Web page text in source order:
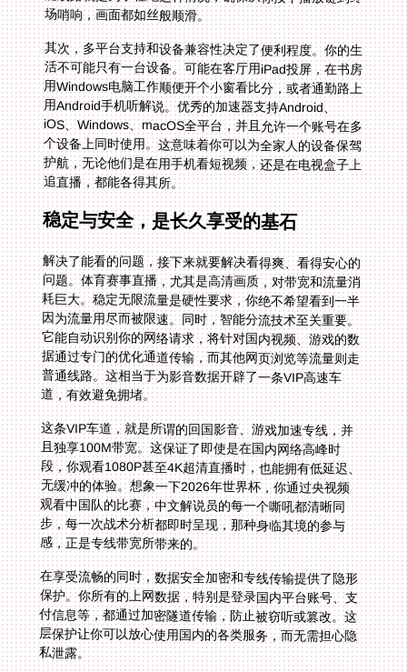
场哨响，画面都如丝般顺滑。
其次，多平台支持和设备兼容性决定了便利程度。你的生
活不可能只有一台设备。可能在客厅用iPad投屏，在书房
用Windows电脑工作顺便开个小窗看比分，或者通勤路上
用Android手机听解说。优秀的加速器支持Android、
iOS、Windows、macOS全平台，并且允许一个账号在多
个设备上同时使用。这意味着你可以为全家人的设备保驾
护航，无论他们是在用手机看短视频，还是在电视盒子上
追直播，都能各得其所。
稳定与安全，是长久享受的基石
解决了能看的问题，接下来就要解决看得爽、看得安心的
问题。体育赛事直播，尤其是高清画质，对带宽和流量消
耗巨大。稳定无限流量是硬性要求，你绝不希望看到一半
因为流量用尽而被限速。同时，智能分流技术至关重要。
它能自动识别你的网络请求，将针对国内视频、游戏的数
据通过专门的优化通道传输，而其他网页浏览等流量则走
普通线路。这相当于为影音数据开辟了一条VIP高速车
道，有效避免拥堵。
这条VIP车道，就是所谓的回国影音、游戏加速专线，并
且独享100M带宽。这保证了即使是在国内网络高峰时
段，你观看1080P甚至4K超清直播时，也能拥有低延迟、
无缓冲的体验。想象一下2026年世界杯，你通过央视频
观看中国队的比赛，中文解说员的每一个嘶吼都清晰同
步，每一次战术分析都即时呈现，那种身临其境的参与
感，正是专线带宽所带来的。
在享受流畅的同时，数据安全加密和专线传输提供了隐形
保护。你所有的上网数据，特别是登录国内平台账号、支
付信息等，都通过加密隧道传输，防止被窃听或篡改。这
层保护让你可以放心使用国内的各类服务，而无需担心隐
私泄露。